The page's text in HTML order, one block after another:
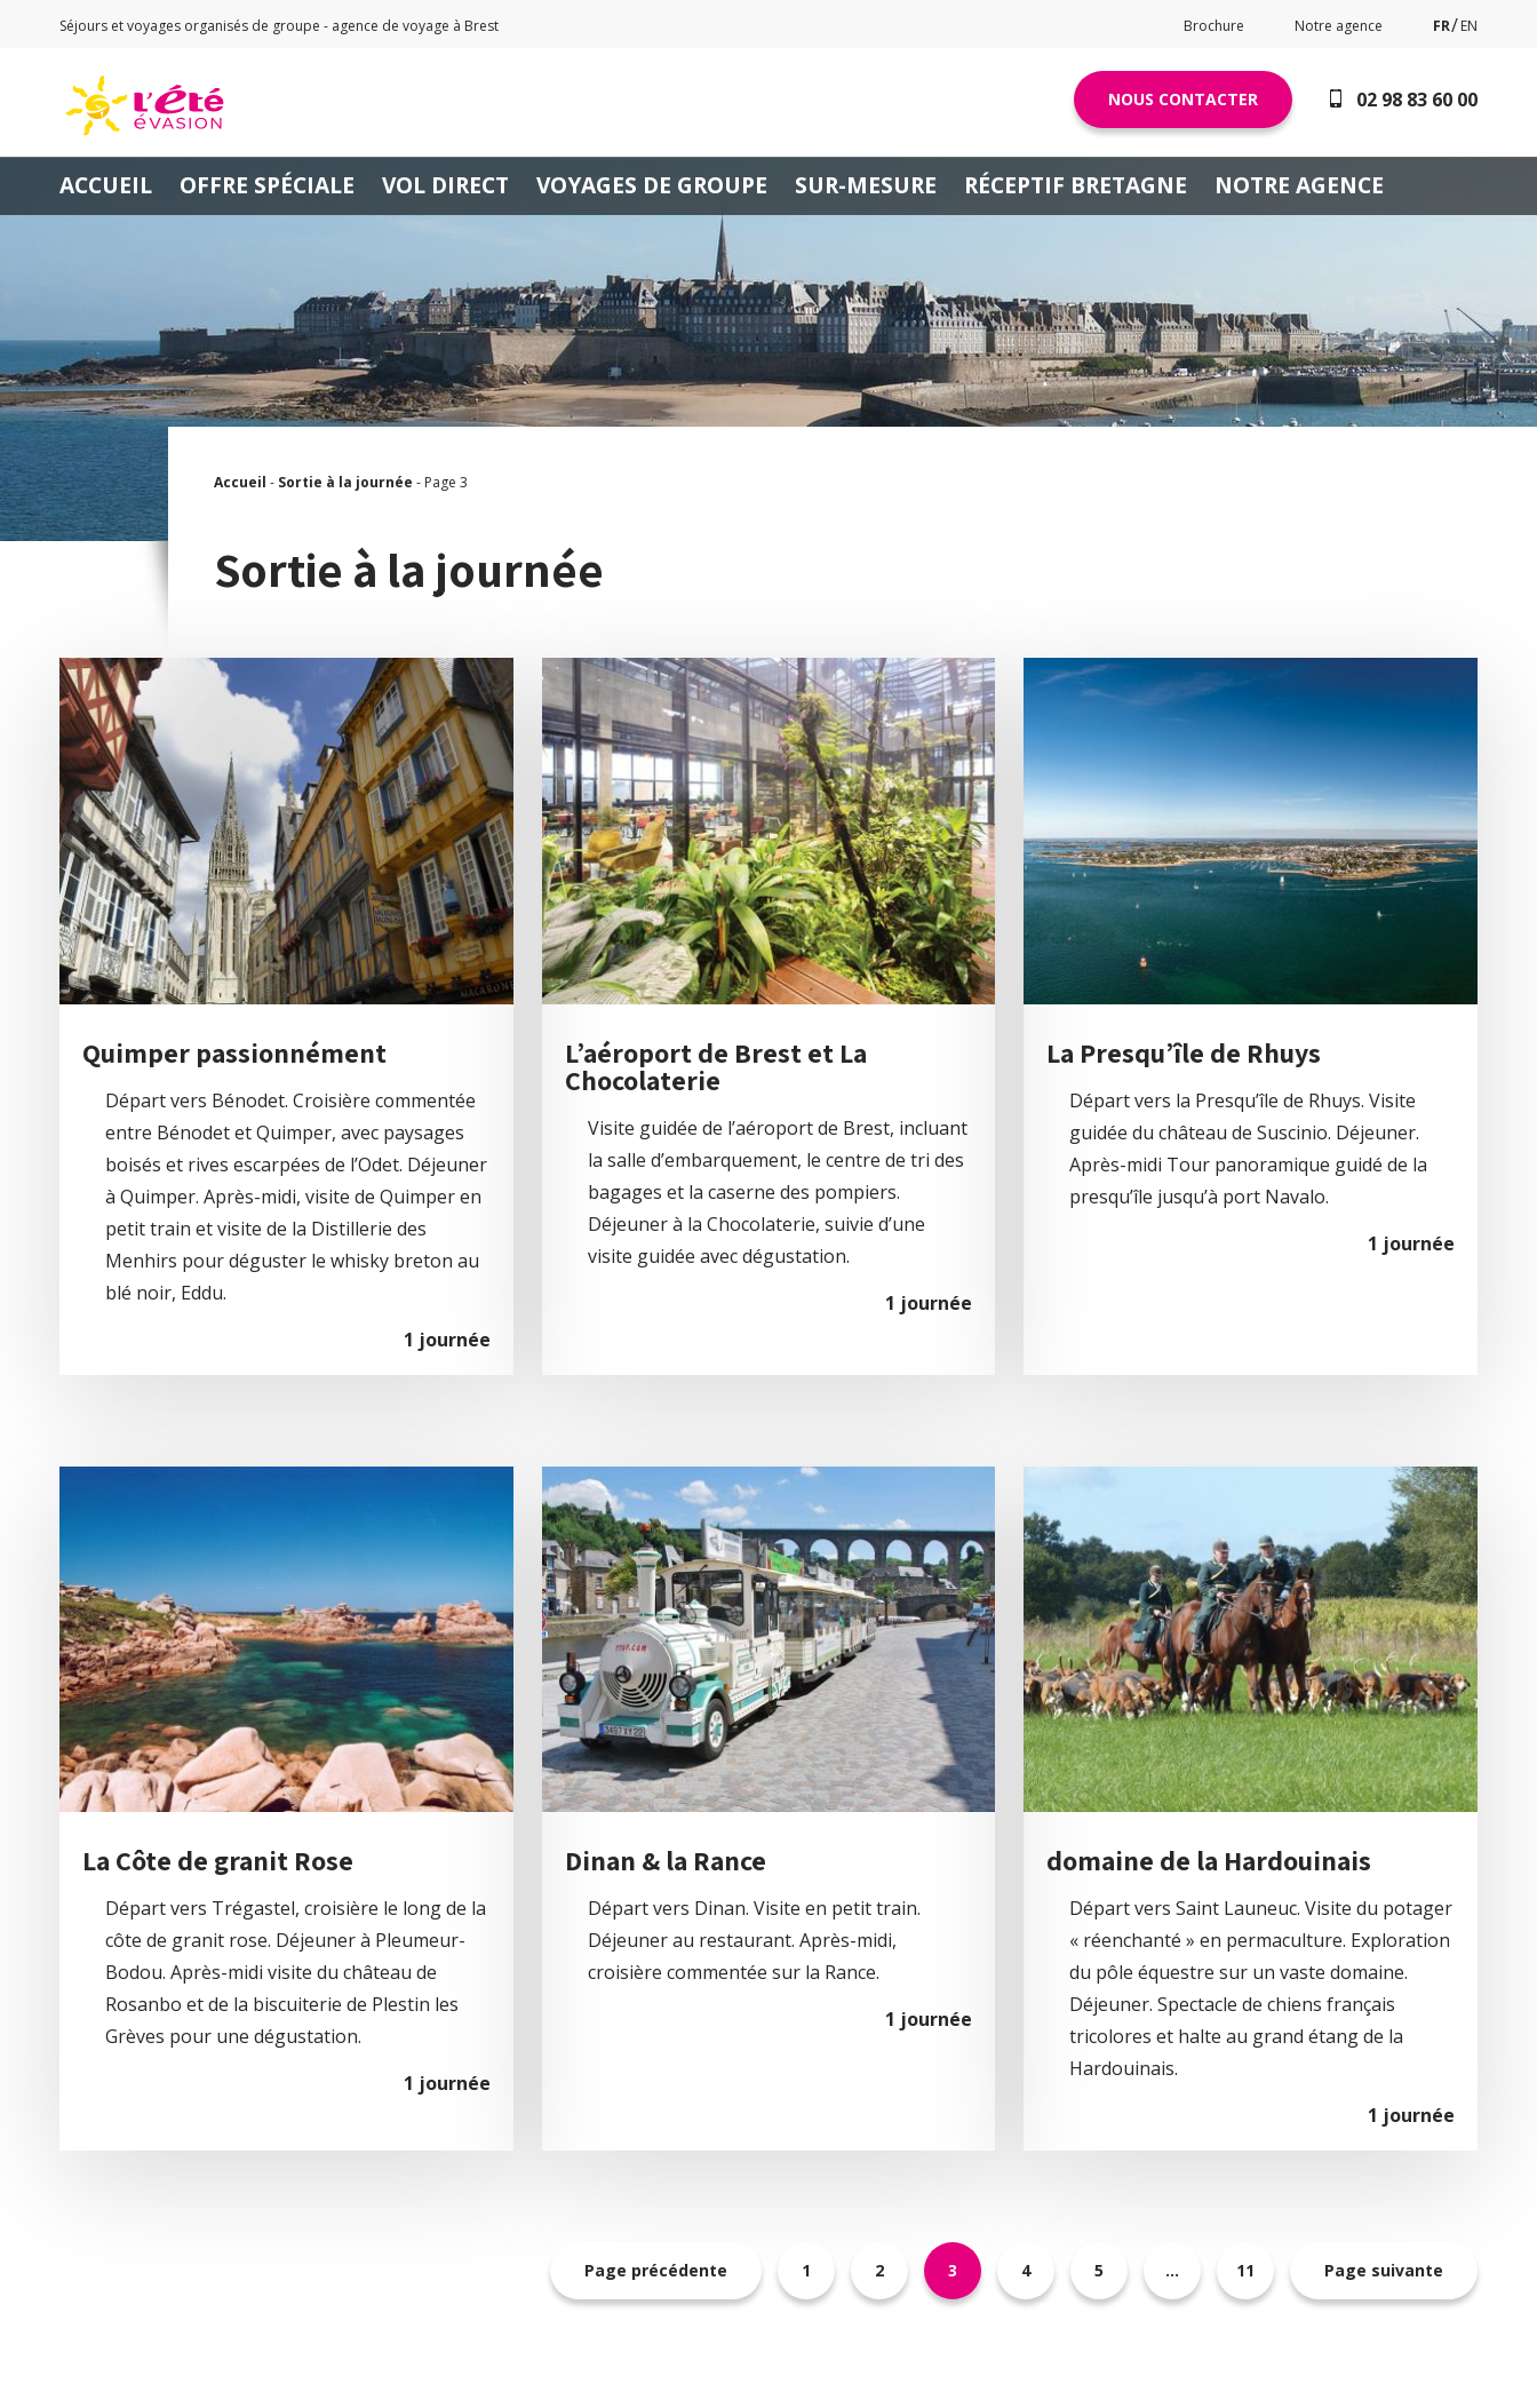
Séjours et voyages organisés de groupe - agence de voyage à Brest Brochure Notre agence FR EN
NOUS CONTACTER 02 98 83 60 00
ACCUEIL OFFRE SPÉCIALE VOL DIRECT VOYAGES DE GROUPE SUR-MESURE RÉCEPTIF BRETAGNE NOTRE AGENCE
Accueil - Sortie à la journée - Page 3
Sortie à la journée
Quimper passionnément
Départ vers Bénodet. Croisière commentée
entre Bénodet et Quimper, avec paysages
boisés et rives escarpées de l’Odet. Déjeuner
à Quimper. Après-midi, visite de Quimper en
petit train et visite de la Distillerie des
Menhirs pour déguster le whisky breton au
blé noir, Eddu.
1 journée
L’aéroport de Brest et La
Chocolaterie
Visite guidée de l’aéroport de Brest, incluant
la salle d’embarquement, le centre de tri des
bagages et la caserne des pompiers.
Déjeuner à la Chocolaterie, suivie d’une
visite guidée avec dégustation.
1 journée
La Presqu’île de Rhuys
Départ vers la Presqu’île de Rhuys. Visite
guidée du château de Suscinio. Déjeuner.
Après-midi Tour panoramique guidé de la
presqu’île jusqu’à port Navalo.
1 journée
La Côte de granit Rose
Départ vers Trégastel, croisière le long de la
côte de granit rose. Déjeuner à Pleumeur-
Bodou. Après-midi visite du château de
Rosanbo et de la biscuiterie de Plestin les
Grèves pour une dégustation.
1 journée
Dinan & la Rance
Départ vers Dinan. Visite en petit train.
Déjeuner au restaurant. Après-midi,
croisière commentée sur la Rance.
1 journée
domaine de la Hardouinais
Départ vers Saint Launeuc. Visite du potager
« réenchanté » en permaculture. Exploration
du pôle équestre sur un vaste domaine.
Déjeuner. Spectacle de chiens français
tricolores et halte au grand étang de la
Hardouinais.
1 journée
Page précédente 1 2 3 4 5 … 11 Page suivante